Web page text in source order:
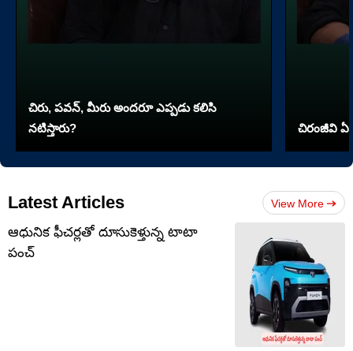
చిరు, పవన్, మీరు అందరూ ఎప్పడు కలిసి
నటిస్తారు?
చిరంజీవి ఏ
Latest Articles View More
ఆధునిక ఫీచర్లతో దూసుకెళ్తున్న టాటా
పంచ్